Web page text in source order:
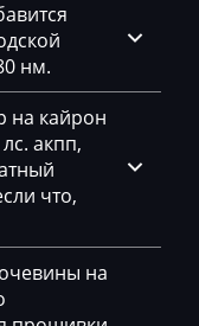
нм.
на кайрон
акпп,
что,
на